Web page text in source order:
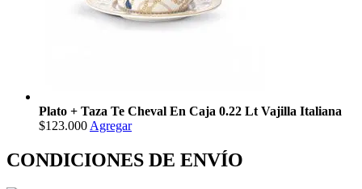
Plato + Taza Te Cheval En Caja 0.22 Lt Vajilla Italiana
$123.000 Agregar
CONDICIONES DE ENVÍO